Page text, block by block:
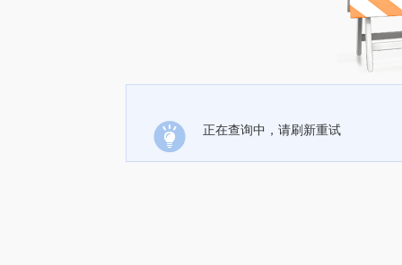
正在查询中，请刷新重试